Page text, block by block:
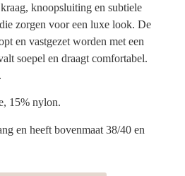
knoopsluiting en subtiele
zorgen voor een luxe look. De
en vastgezet worden met een
soepel en draagt comfortabel.
15% nylon.
en heeft bovenmaat 38/40 en